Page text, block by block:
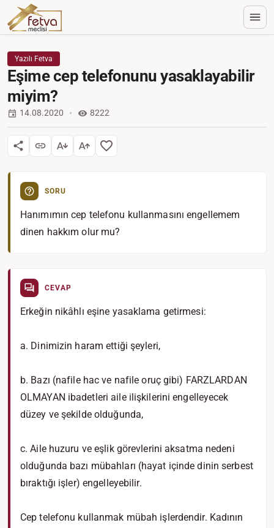
Yazılı Fetva
Eşime cep telefonunu yasaklayabilir
miyim?
14.08.2020 8222
SORU
Hanımımın cep telefonu kullanmasını engellemem
dinen hakkım olur mu?
CEVAP
Erkeğin nikâhlı eşine yasaklama getirmesi:
a. Dinimizin haram ettiği şeyleri,
b. Bazı (nafile hac ve nafile oruç gibi) FARZLARDAN
OLMAYAN ibadetleri aile ilişkilerini engelleyecek
düzey ve şekilde olduğunda,
c. Aile huzuru ve eşlik görevlerini aksatma nedeni
olduğunda bazı mübahları (hayat içinde dinin serbest
bıraktığı işler) engelleyebilir.
Cep telefonu kullanmak mübah işlerdendir. Kadının